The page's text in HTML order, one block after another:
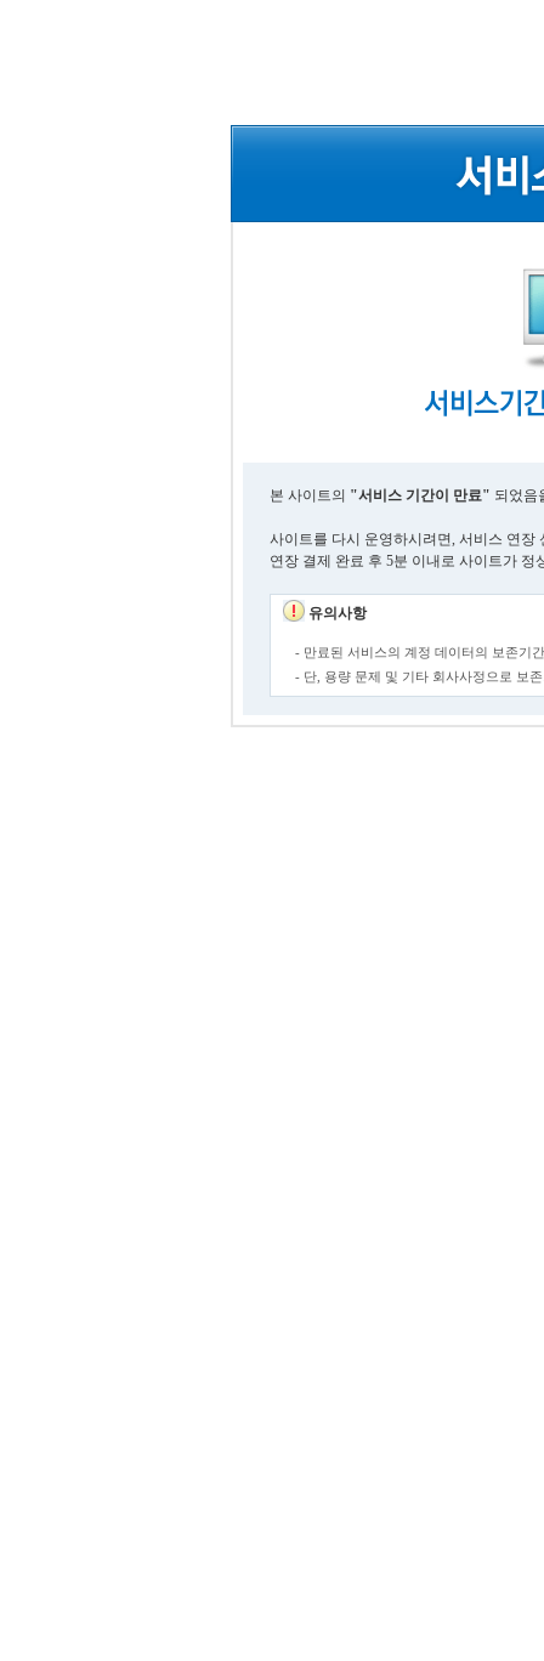
본 사이트의 "서비스 기간이 만료" 되었음
사이트를 다시 운영하시려면, 서비스 연장
연장 결제 완료 후 5분 이내로 사이트가 정
유의사항
- 만료된 서비스의 계정 데이터의 보존기
- 단, 용량 문제 및 기타 회사사정으로 보